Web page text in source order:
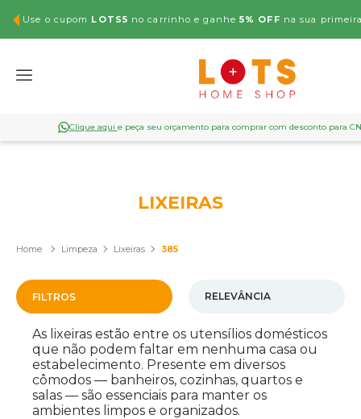
Use o cupom LOTS5 no carrinho e ganhe5% OFF na sua
Clique aqui e peça seu orçamento para comprar com desconto para
LIXEIRAS
Limpeza Lixeiras 385
FILTROS
As lixeiras estão entre os utensílios domésticos
que não podem faltar em nenhuma casa ou
estabelecimento. Presente em diversos
cômodos — banheiros, cozinhas, quartos e
salas — são essenciais para manter os
ambientes limpos e organizados.